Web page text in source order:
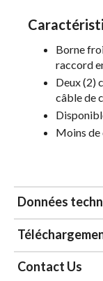
Borne
raccord
Deux (2)
câble de
Moins de
Données
Contact Us